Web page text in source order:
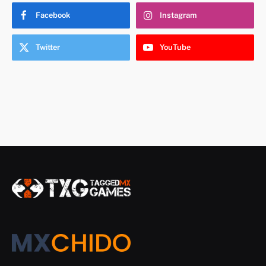
Facebook Instagram
Twitter YouTube